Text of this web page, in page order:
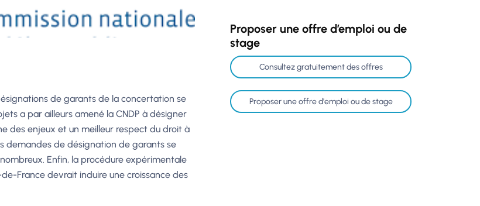
de garants de la concertation se
a par ailleurs amené la CNDP à désigner
des enjeux et un meilleur respect du droit à
demandes de désignation de garants se
Enfin, la procédure expérimentale
France devrait induire une croissance des
Proposer une offre d’emploi ou de
stage
Consultez gratuitement des offres
Proposer une offre d'emploi ou de stage